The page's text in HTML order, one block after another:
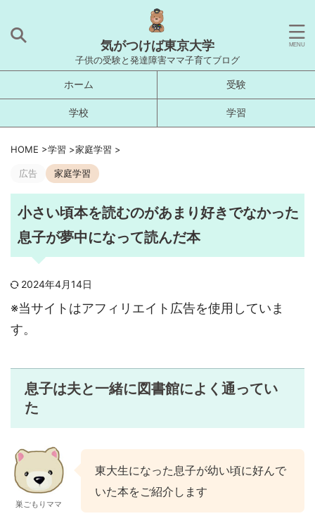
気がつけば東京大学
子供の受験と発達障害ママ子育てブログ
ホーム 受験
学校 学習
HOME >学習 >家庭学習 >
広告 家庭学習
小さい頃本を読むのがあまり好きでなかった
息子が夢中になって読んだ本
2024年4月14日
※当サイトはアフィリエイト広告を使用していま
す。
息子は夫と一緒に図書館によく通ってい
た
巣ごもりママ
東大生になった息子が幼い頃に好んで
いた本をご紹介します